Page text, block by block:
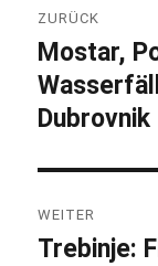
ZURÜCK
Vorheriger
Beitrag:
Mostar,
Dubrovnik
WEITER
Nächster
Trebinje: